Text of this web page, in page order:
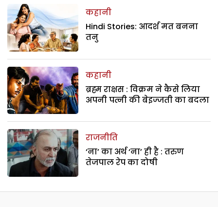
कहानी
Hindi Stories: आदर्श मत बनना
तनु
कहानी
ब्रह्म राक्षस : विक्रम ने कैसे लिया
अपनी पत्नी की बेइज्जती का बदला
राजनीति
‘ना’ का अर्थ ‘ना’ ही है : तरुण
तेजपाल रेप का दोषी